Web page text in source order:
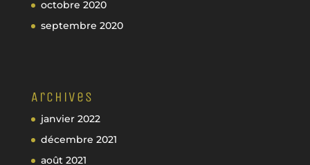
octobre 2020
septembre 2020
Archives
janvier 2022
décembre 2021
août 2021